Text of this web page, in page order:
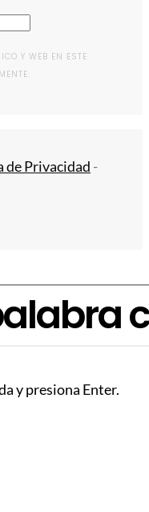
Y WEB EN ESTE
de Privacidad -
y presiona Enter.